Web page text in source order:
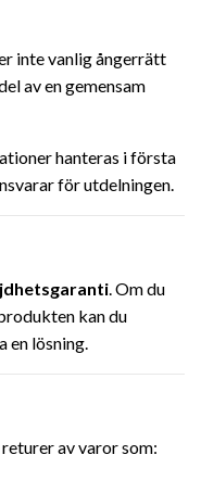
inte vanlig ångerrätt
av en gemensam
hanteras i första
för utdelningen.
. Om du
kan du
en lösning.
av varor som: